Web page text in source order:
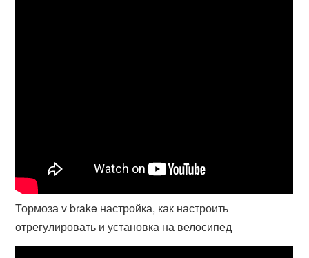
Тормоза v brake настройка, как настроить
отрегулировать и установка на велосипед